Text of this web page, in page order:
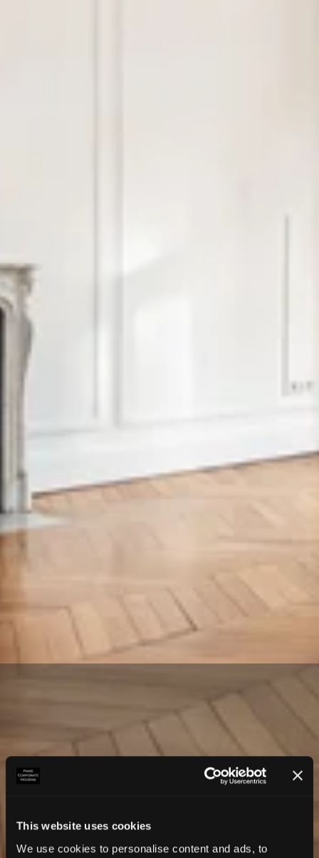
This website uses cookies
We use cookies to personalise content and ads, to